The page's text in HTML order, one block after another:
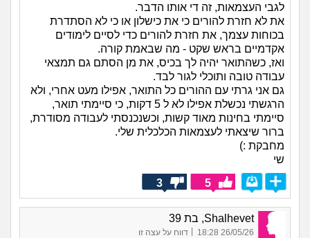
לגבי העצמאות, זה די אותו הדבר.
את לא חזרת להורים כי את כישלון או כי לא הסתדרת
בכוחות עצמך, את חזרת להורים כדי לסיים לימודים
אקדמיים בראש שקט - מה שבאמת קורה.
ואז, כשהתואר יהיה לך בכיס, את מן הסתם גם תמצאי
עבודה טובה ותוכלי לגור לבד.
גם אני גרתי עם ההורים כל התואר, אפילו מעט אחרי, ולא
הרגשתי נכשלת אפילו לא ל 5 דקות, כי סיימתי תואר,
סיימתי בחינות מאוד קשות, וכשנכנסתי לעבודה מסודרת,
ברור שיצאתי לעצמאות הכלכלית שלי.
מחבקת :)
שי
5
3
Shalhevet, בת 39
26/05/26 18:28
| דווח על עצה זו